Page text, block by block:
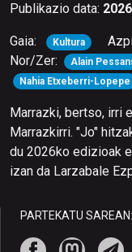
Publikazio data:
Gaia: Kultura
Nor/Zer: Alain
Nahia Etxeberri-Lopepe
Marrazki, bertso, irri
Marrazkirri. "Jo"
du 2026ko edizioak
izan da Larzabale
PARTEKATU SAREAN: